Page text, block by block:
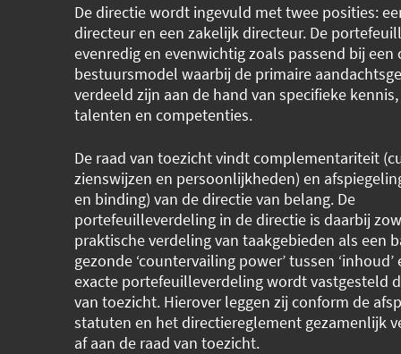
De directie wordt ingevuld met twee posities:
directeur en een zakelijk directeur. De
evenredig en evenwichtig zoals passend bij een
bestuursmodel waarbij de primaire
verdeeld zijn aan de hand van specifieke
talenten en competenties.
De raad van toezicht vindt complementariteit
zienswijzen en persoonlijkheden) en
en binding) van de directie van belang. De
portefeuilleverdeling in de directie is daarbij
praktische verdeling van taakgebieden als een
gezonde ‘countervailing power’ tussen ‘inhoud’
exacte portefeuilleverdeling wordt vastgesteld
van toezicht. Hierover leggen zij conform de
statuten en het directiereglement gezamenlijk
af aan de raad van toezicht.